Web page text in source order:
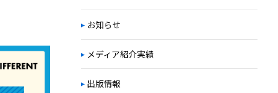
お知らせ
メディア紹介実績
出版情報